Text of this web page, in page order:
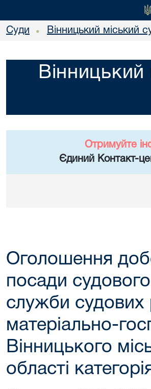
Суди • Вінницький міський
Вінницький
Отримуйте
Єдиний Контакт-
Оголошення
посади
служби судових
матеріально-
Вінницького
області